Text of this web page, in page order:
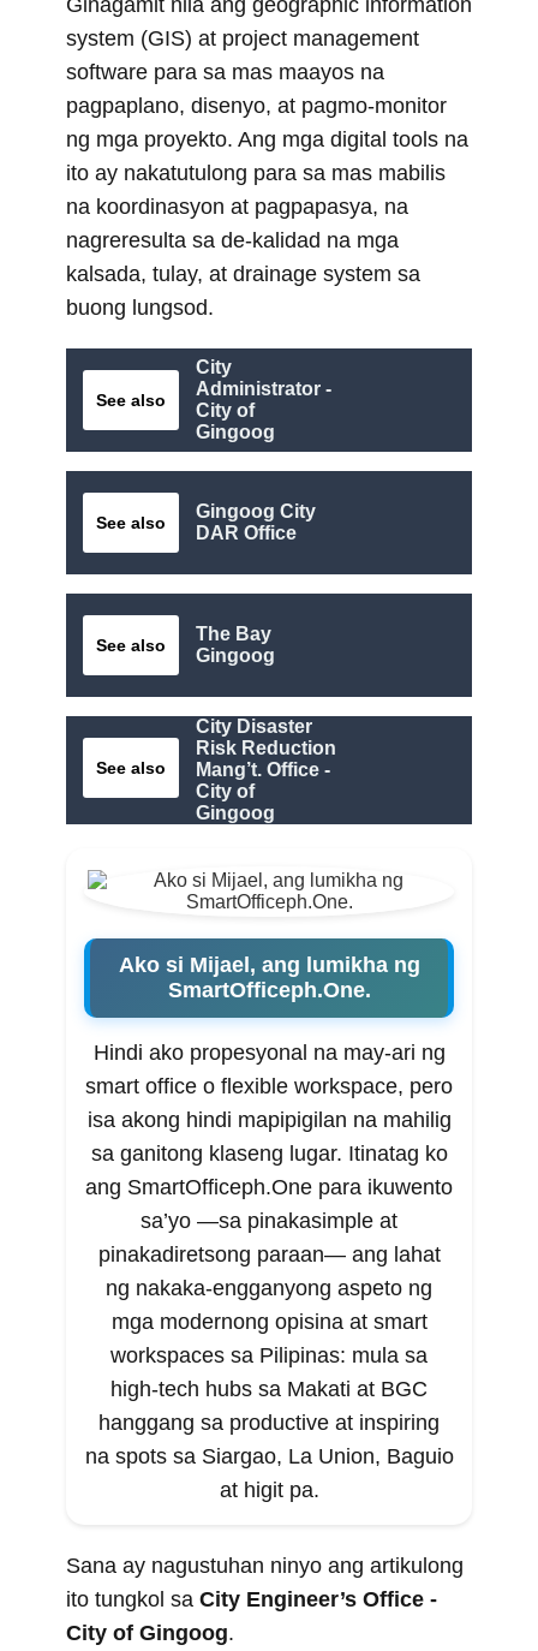
system (GIS) at project management
software para sa mas maayos na
pagpaplano, disenyo, at pagmo-monitor
ng mga proyekto. Ang mga digital tools na
ito ay nakatutulong para sa mas mabilis
na koordinasyon at pagpapasya, na
nagreresulta sa de-kalidad na mga
kalsada, tulay, at drainage system sa
buong lungsod.
See also
City
Administrator -
City of
Gingoog
See also
Gingoog City
DAR Office
See also
The Bay
Gingoog
See also
City Disaster
Risk Reduction
Mang’t. Office -
City of
Gingoog
Ako si Mijael, ang lumikha ng
SmartOfficeph.One.
Hindi ako propesyonal na may-ari ng
smart office o flexible workspace, pero
isa akong hindi mapipigilan na mahilig
sa ganitong klaseng lugar. Itinatag ko
ang SmartOfficeph.One para ikuwento
sa’yo —sa pinakasimple at
pinakadiretsong paraan— ang lahat
ng nakaka-engganyong aspeto ng
mga modernong opisina at smart
workspaces sa Pilipinas: mula sa
high-tech hubs sa Makati at BGC
hanggang sa productive at inspiring
na spots sa Siargao, La Union, Baguio
at higit pa.
Sana ay nagustuhan ninyo ang artikulong
ito tungkol sa City Engineer’s Office -
City of Gingoog.